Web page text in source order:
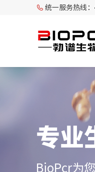
统一服务热线
专业
BioPcr为